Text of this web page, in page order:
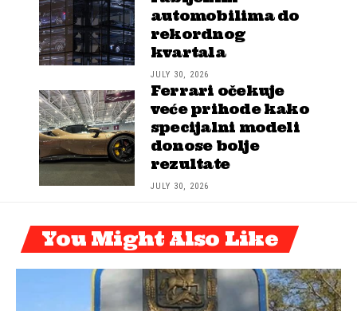
automobilima do
rekordnog
kvartala
JULY 30, 2026
Ferrari očekuje
veće prihode kako
specijalni modeli
donose bolje
rezultate
JULY 30, 2026
You Might Also Like